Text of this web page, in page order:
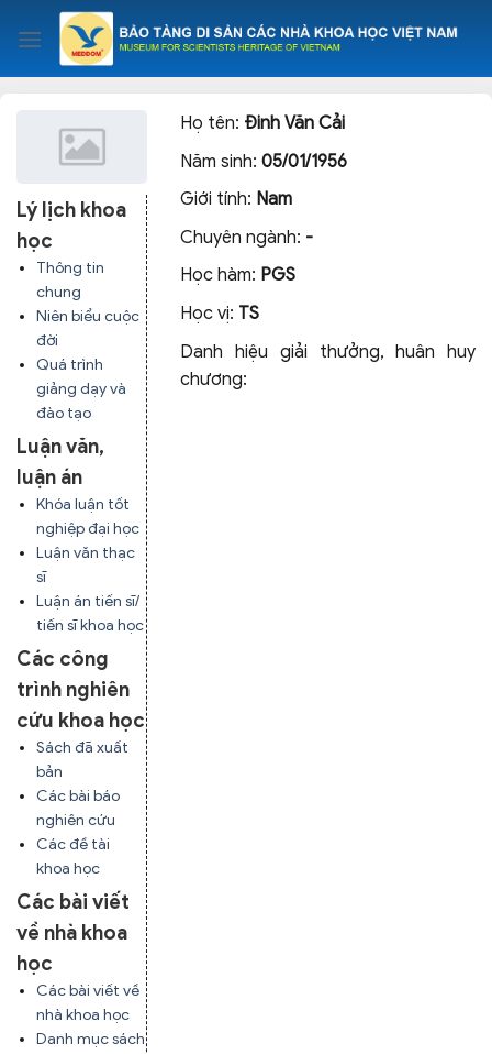
content
Lý lịch khoa
học
Thông tin
chung
Niên biểu cuộc
đời
Quá trình
giảng dạy và
đào tạo
Luận văn,
luận án
Khóa luận tốt
nghiệp đại học
Luận văn thạc
sĩ
Luận án tiến sĩ/
tiến sĩ khoa học
Các công
trình nghiên
cứu khoa học
Sách đã xuất
bản
Các bài báo
nghiên cứu
Các đề tài
khoa học
Các bài viết
về nhà khoa
học
Các bài viết về
nhà khoa học
Danh mục sách
Họ tên: Đinh Văn Cải
Năm sinh:05/01/1956
Giới tính: Nam
Chuyên ngành: -
Học hàm: PGS
Học vị: TS
Danh hiệu giải thưởng, huân huy
chương: